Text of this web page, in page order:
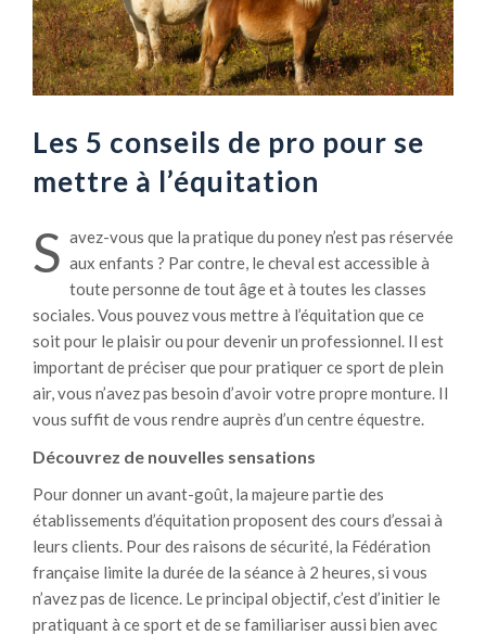
Les 5 conseils de pro pour se
mettre à l’équitation
S avez-vous que la pratique du poney n’est pas réservée
aux enfants ? Par contre, le cheval est accessible à
toute personne de tout âge et à toutes les classes
sociales. Vous pouvez vous mettre à l’équitation que ce
soit pour le plaisir ou pour devenir un professionnel. Il est
important de préciser que pour pratiquer ce sport de plein
air, vous n’avez pas besoin d’avoir votre propre monture. Il
vous suffit de vous rendre auprès d’un centre équestre.
Découvrez de nouvelles sensations
Pour donner un avant-goût, la majeure partie des
établissements d’équitation proposent des cours d’essai à
leurs clients. Pour des raisons de sécurité, la Fédération
française limite la durée de la séance à 2 heures, si vous
n’avez pas de licence. Le principal objectif, c’est d’initier le
pratiquant à ce sport et de se familiariser aussi bien avec